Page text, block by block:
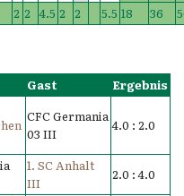
2 2 4.5 2 2 5.5 18 36
Gast Ergebnis
CFC Germania
03 III
4.0 : 2.0
1. SC Anhalt
III
2.0 : 4.0